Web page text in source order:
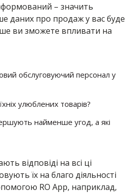
– значить
даних про продаж у вас буде
ви зможете впливати на
обслуговуючий персонал у
улюблених товарів?
найменше угод, а які
відповіді на всі ці
їх на благо діяльності
RO App, наприклад,